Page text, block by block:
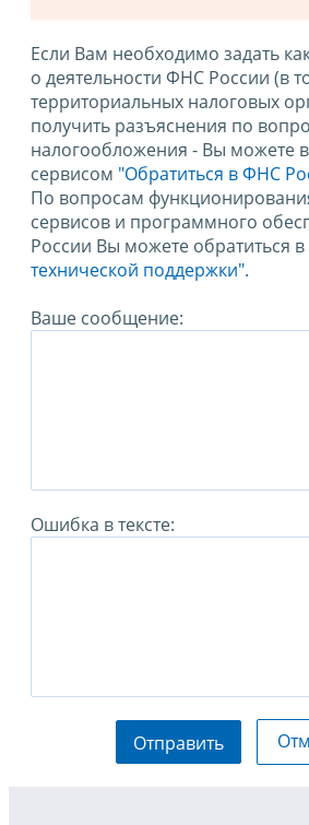
Если Вам необходимо задать
о деятельности ФНС России (в
территориальных налоговых
получить разъяснения по
налогообложения - Вы можете
сервисом "Обратиться в ФНС
По вопросам
сервисов и программного
России Вы можете обратиться в
технической поддержки".
Ваше сообщение:
Ошибка в тексте:
Отправить